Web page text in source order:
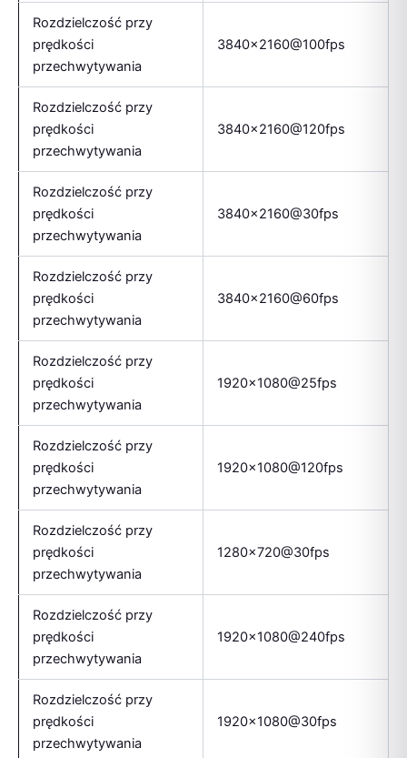
Rozdzielczość przy
prędkości
przechwytywania
3840×2160@100fps
Rozdzielczość przy
prędkości
przechwytywania
3840×2160@120fps
Rozdzielczość przy
prędkości
przechwytywania
3840×2160@30fps
Rozdzielczość przy
prędkości
przechwytywania
3840×2160@60fps
Rozdzielczość przy
prędkości
przechwytywania
1920×1080@25fps
Rozdzielczość przy
prędkości
przechwytywania
1920×1080@120fps
Rozdzielczość przy
prędkości
przechwytywania
1280×720@30fps
Rozdzielczość przy
prędkości
przechwytywania
1920×1080@240fps
Rozdzielczość przy
prędkości
przechwytywania
1920×1080@30fps